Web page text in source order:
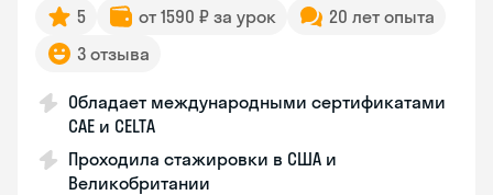
5 от 1590 ₽ за урок
20 лет опыта
3 отзыва
Обладает международными сертификатами
CAE и CELTA
Проходила стажировки в США и
Великобритании